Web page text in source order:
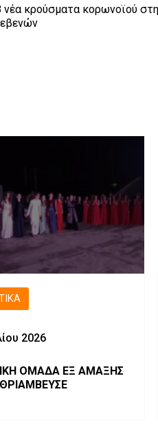
νέα κρούσματα κορωνοϊού
2026
ΟΜΑΔΑ ΕΞ ΑΜΑΞΗΣ
ΘΡΙΑΜΒΕΥΣΕ